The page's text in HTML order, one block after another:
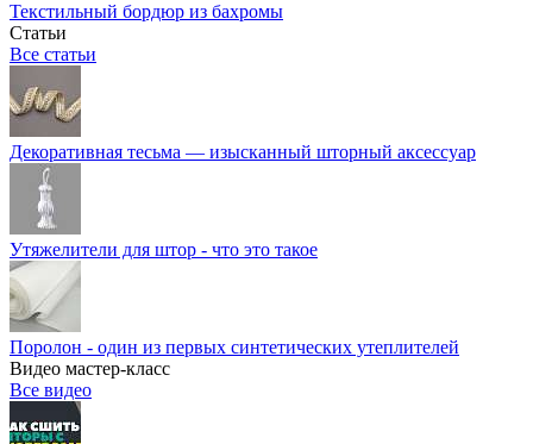
Текстильный бордюр из бахромы
Статьи
Все статьи
Декоративная тесьма — изысканный шторный аксессуар
Утяжелители для штор - что это такое
Поролон - один из первых синтетических утеплителей
Видео мастер-класс
Все видео